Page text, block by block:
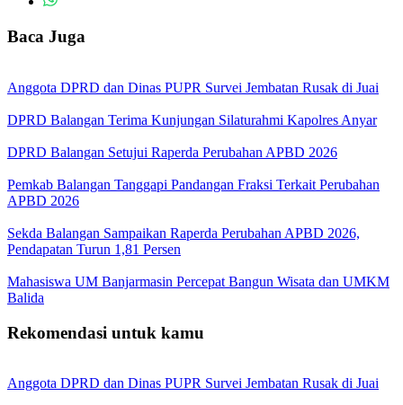
Baca Juga
Anggota DPRD dan Dinas PUPR Survei Jembatan Rusak di Juai
DPRD Balangan Terima Kunjungan Silaturahmi Kapolres Anyar
DPRD Balangan Setujui Raperda Perubahan APBD 2026
Pemkab Balangan Tanggapi Pandangan Fraksi Terkait Perubahan
APBD 2026
Sekda Balangan Sampaikan Raperda Perubahan APBD 2026,
Pendapatan Turun 1,81 Persen
Mahasiswa UM Banjarmasin Percepat Bangun Wisata dan UMKM
Balida
Rekomendasi untuk kamu
Anggota DPRD dan Dinas PUPR Survei Jembatan Rusak di Juai